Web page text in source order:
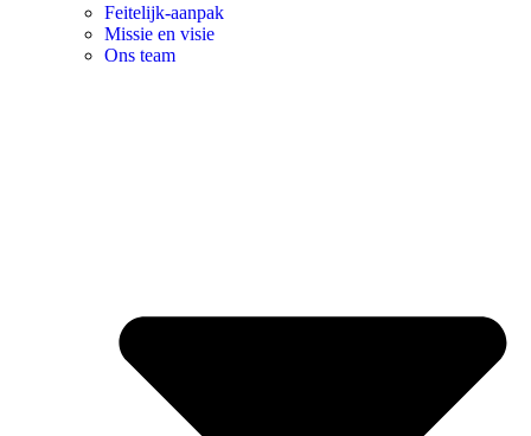
Feitelijk-aanpak
Missie en visie
Ons team